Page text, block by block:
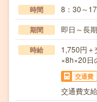
時間 8：30～
期間 即日～長
時給
1,750円
×8h×20日
交通費
交通費支